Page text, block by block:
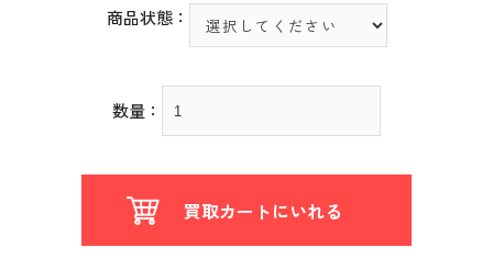
商品状態：
数量：
買取カートにいれる